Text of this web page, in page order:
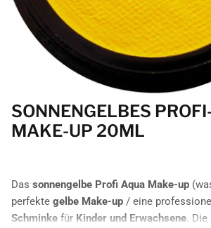
SONNENGELBES
MAKE-UP 20ML
Das sonnengelbe Profi Aqua Make-up
perfekte gelbe Make-up / eine
Schminke für Kinder und Erwachsene. Die